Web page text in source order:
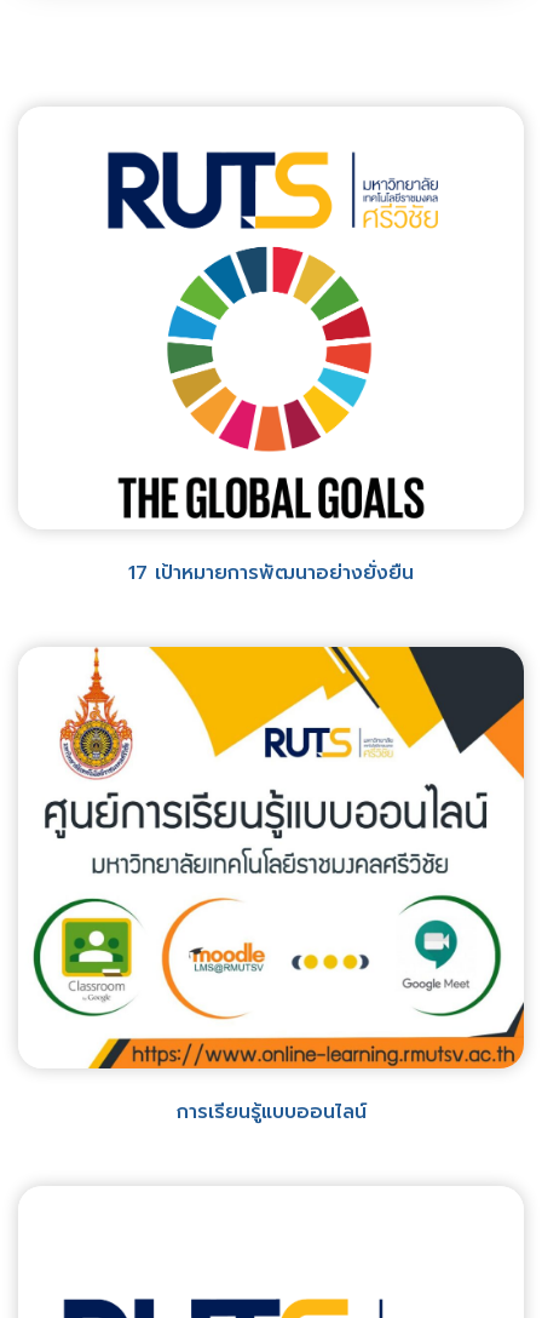
17 เป้าหมายการพัฒนาอย่างยั่งยืน
การเรียนรู้แบบออนไลน์